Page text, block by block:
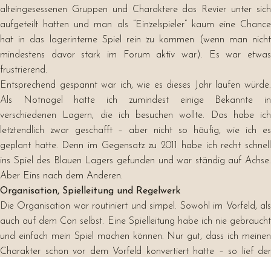
alteingesessenen Gruppen und Charaktere das Revier unter sich
aufgeteilt hatten und man als “Einzelspieler” kaum eine Chance
hat in das lagerinterne Spiel rein zu kommen (wenn man nicht
mindestens davor stark im Forum aktiv war). Es war etwas
frustrierend.
Entsprechend gespannt war ich, wie es dieses Jahr laufen würde.
Als Notnagel hatte ich zumindest einige Bekannte in
verschiedenen Lagern, die ich besuchen wollte. Das habe ich
letztendlich zwar geschafft – aber nicht so häufig, wie ich es
geplant hatte. Denn im Gegensatz zu 2011 habe ich recht schnell
ins Spiel des Blauen Lagers gefunden und war ständig auf Achse.
Aber Eins nach dem Anderen.
Organisation, Spielleitung und Regelwerk
Die Organisation war routiniert und simpel. Sowohl im Vorfeld, als
auch auf dem Con selbst. Eine Spielleitung habe ich nie gebraucht
und einfach mein Spiel machen können. Nur gut, dass ich meinen
Charakter schon vor dem Vorfeld konvertiert hatte – so lief der